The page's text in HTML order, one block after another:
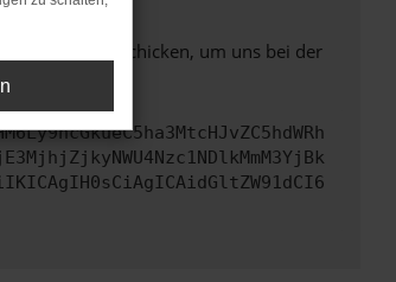
diesen Text schicken, um uns bei der